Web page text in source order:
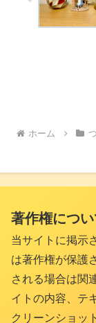
ホーム
著作権につ
当サイトに掲示
は著作権が保護
される場合は関
イトの内容、テ
クリーンショッ